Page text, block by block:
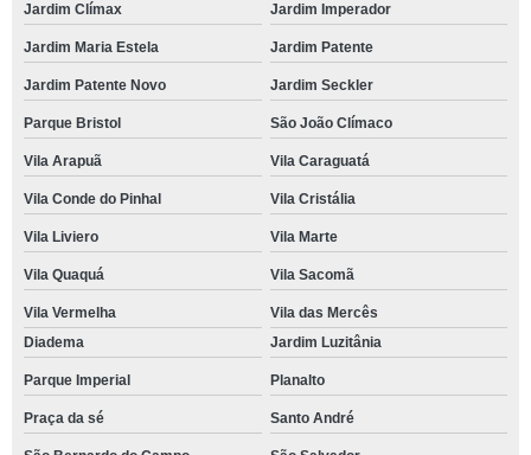
Jardim Clímax Jardim Imperador
Jardim Maria Estela Jardim Patente
Jardim Patente Novo Jardim Seckler
Parque Bristol São João Clímaco
Vila Arapuã Vila Caraguatá
Vila Conde do Pinhal Vila Cristália
Vila Liviero Vila Marte
Vila Quaquá Vila Sacomã
Vila Vermelha
Vila das Mercês
Diadema
Jardim Luzitânia
Parque Imperial Planalto
Praça da sé Santo André